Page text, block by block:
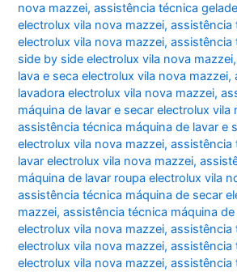
nova mazzei,assistência técnica
electrolux vila nova mazzei,assistência
electrolux vila nova mazzei,assistência
side by side electrolux vila nova mazzei
lava e seca electrolux vila nova mazzei,
lavadora electrolux vila nova mazzei,
máquina de lavar e secar electrolux vila
assistência técnica máquina de lavar e
electrolux vila nova mazzei,assistência
lavar electrolux vila nova mazzei,
máquina de lavar roupa electrolux vila
assistência técnica máquina de secar
mazzei,assistência técnica máquina
electrolux vila nova mazzei,assistência
electrolux vila nova mazzei,assistência
electrolux vila nova mazzei,assistência